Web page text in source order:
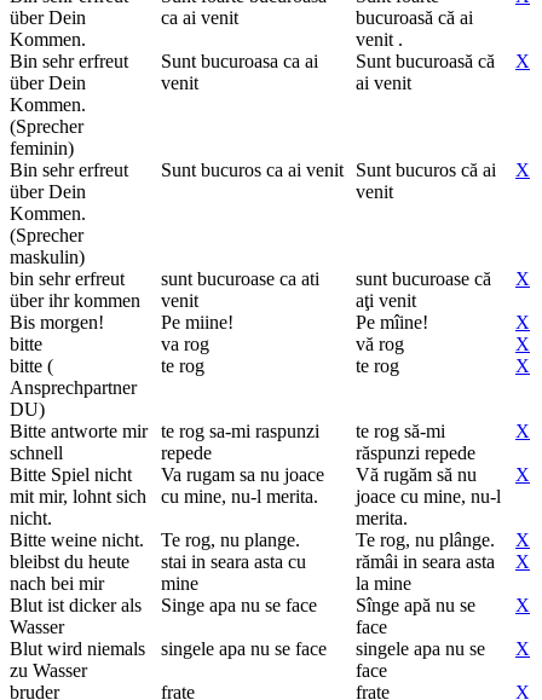
über Dein
Kommen.
ca ai venit
bucuroasă că ai
venit .
Bin sehr erfreut
über Dein
Kommen.
(Sprecher
feminin)
Sunt bucuroasa ca ai
venit
Sunt bucuroasă că
ai venit
X
Bin sehr erfreut
über Dein
Kommen.
(Sprecher
maskulin)
Sunt bucuros ca ai venit
Sunt bucuros că ai
venit
X
bin sehr erfreut
über ihr kommen
sunt bucuroase ca ati
venit
sunt bucuroase că
aţi venit
X
Bis morgen! Pe miine! Pe mîine!
X
bitte
va rog vă rog
X
bitte (
Ansprechpartner
DU)
te rog te rog X
Bitte antworte mir
schnell
te rog sa-mi raspunzi
repede
te rog să-mi
răspunzi repede
X
Bitte Spiel nicht
mit mir, lohnt sich
nicht.
Va rugam sa nu joace
cu mine, nu-l merita.
Vă rugăm să nu
joace cu mine, nu-l
merita.
X
Bitte weine nicht. Te rog, nu plange. Te rog, nu plânge.
X
bleibst du heute
nach bei mir
stai in seara asta cu
mine
rămâi in seara asta
la mine
X
Blut ist dicker als
Wasser
Singe apa nu se face
Sînge apă nu se
face
X
Blut wird niemals
zu Wasser
singele apa nu se face
singele apa nu se
face
X
bruder frate frate
X